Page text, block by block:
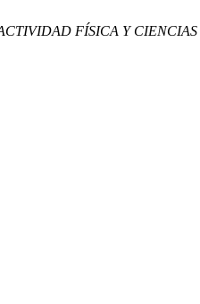
FÍSICA Y